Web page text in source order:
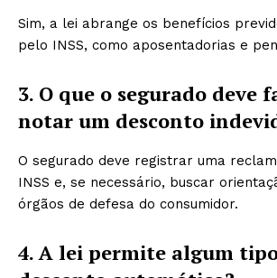
Sim, a lei abrange os benefícios
pelo INSS, como aposentadorias e
3. O que o segurado deve
notar um desconto
O segurado deve registrar uma
INSS e, se necessário, buscar
órgãos de defesa do consumidor.
4. A lei permite algum